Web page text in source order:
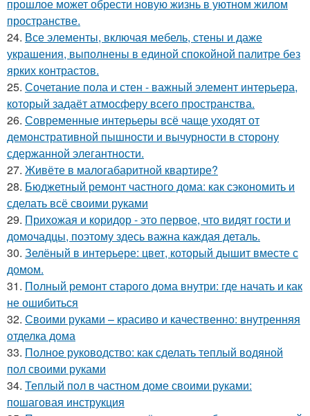
прошлое может обрести новую жизнь в уютном жилом
пространстве.
24. Все элементы, включая мебель, стены и даже
украшения, выполнены в единой спокойной палитре без
ярких контрастов.
25. Сочетание пола и стен - важный элемент интерьера,
который задаёт атмосферу всего пространства.
26. Современные интерьеры всё чаще уходят от
демонстративной пышности и вычурности в сторону
сдержанной элегантности.
27. Живёте в малогабаритной квартире?
28. Бюджетный ремонт частного дома: как сэкономить и
сделать всё своими руками
29. Прихожая и коридор - это первое, что видят гости и
домочадцы, поэтому здесь важна каждая деталь.
30. Зелёный в интерьере: цвет, который дышит вместе с
домом.
31. Полный ремонт старого дома внутри: где начать и как
не ошибиться
32. Своими руками – красиво и качественно: внутренняя
отделка дома
33. Полное руководство: как сделать теплый водяной
пол своими руками
34. Теплый пол в частном доме своими руками:
пошаговая инструкция